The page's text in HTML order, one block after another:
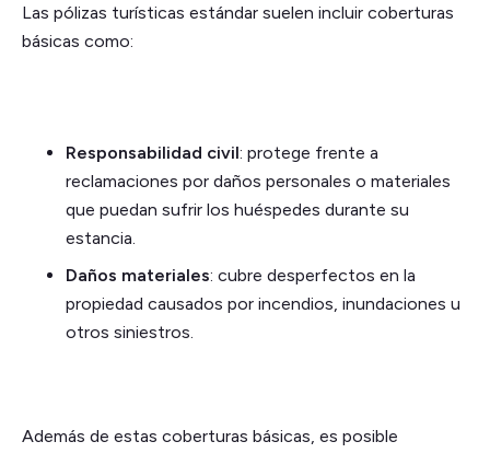
Las pólizas turísticas estándar suelen incluir coberturas
básicas como:
Responsabilidad civil: protege frente a
reclamaciones por daños personales o materiales
que puedan sufrir los huéspedes durante su
estancia.
Daños materiales: cubre desperfectos en la
propiedad causados por incendios, inundaciones u
otros siniestros.
Además de estas coberturas básicas, es posible